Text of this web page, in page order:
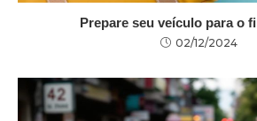
Prepare seu veículo para o
02/12/2024